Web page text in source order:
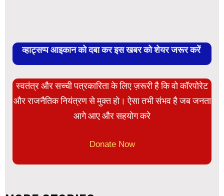
व्हाट्सप्प आइकान को दबा कर इस खबर को शेयर जरूर करें
स्वतंत्र और सच्ची पत्रकारिता के लिए ज़रूरी है कि वो कॉरपोरेट
और राजनैतिक नियंत्रण से मुक्त हो। ऐसा तभी संभव है जब जनता
आगे आए और सहयोग करे
Donate Now